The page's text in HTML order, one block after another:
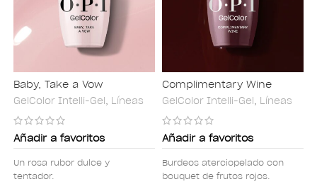
Baby, Take a Vow
GelColor Intelli-Gel, Líneas
Añadir a favoritos
Un rosa rubor dulce y
tentador.
Complimentary Wine
GelColor Intelli-Gel, Líneas
Añadir a favoritos
Burdeos aterciopelado con
bouquet de frutos rojos.